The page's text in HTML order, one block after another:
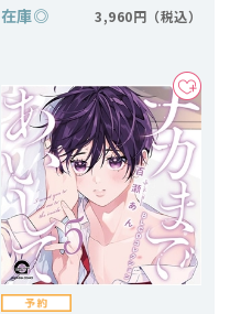
在庫◎ 3,960円